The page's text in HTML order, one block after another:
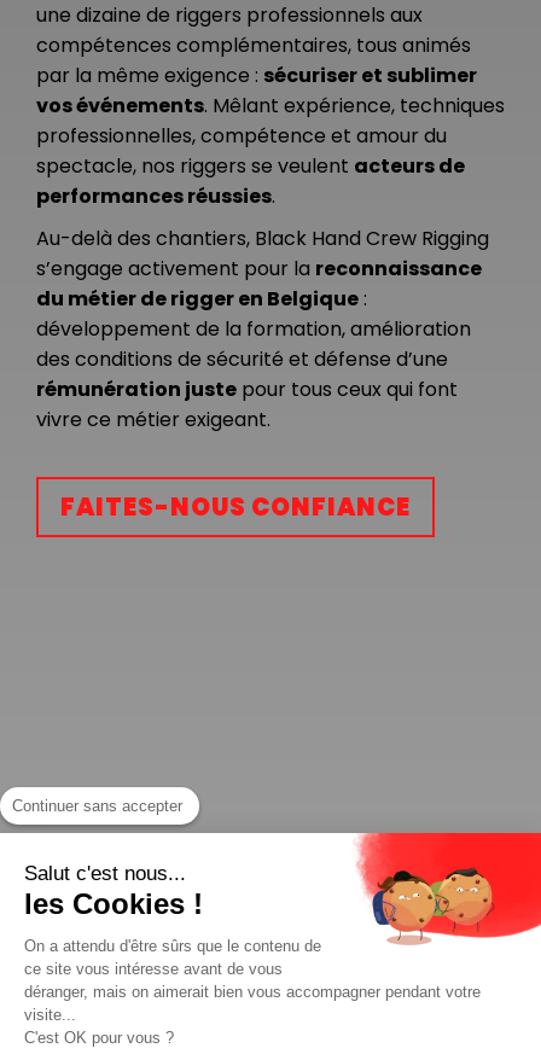
une dizaine de riggers professionnels aux
compétences complémentaires, tous animés
par la même exigence : sécuriser et sublimer
vos événements. Mêlant expérience, techniques
professionnelles, compétence et amour du
spectacle, nos riggers se veulent acteurs de
performances réussies.
Au-delà des chantiers, Black Hand Crew Rigging
s’engage activement pour la reconnaissance
du métier de rigger en Belgique :
développement de la formation, amélioration
des conditions de sécurité et défense d’une
rémunération juste pour tous ceux qui font
vivre ce métier exigeant.
FAITES-NOUS CONFIANCE
Continuer sans accepter
Salut c'est nous...
les Cookies !
On a attendu d'être sûrs que le contenu de
ce site vous intéresse avant de vous
déranger, mais on aimerait bien vous accompagner pendant votre
visite...
C'est OK pour vous ?